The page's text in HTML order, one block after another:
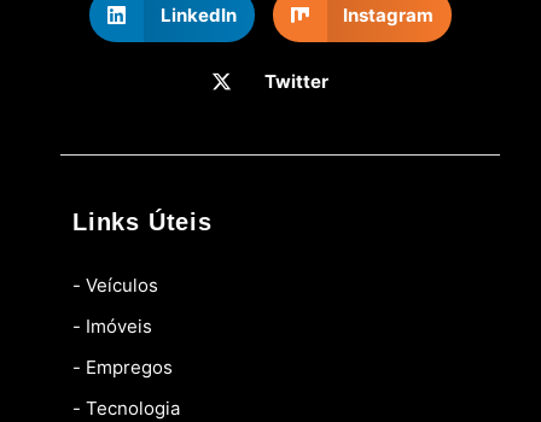
LinkedIn Instagram
Twitter
Links Úteis
- Veículos
- Imóveis
- Empregos
- Tecnologia